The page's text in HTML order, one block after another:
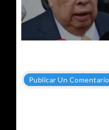
Publicar Un Comentario